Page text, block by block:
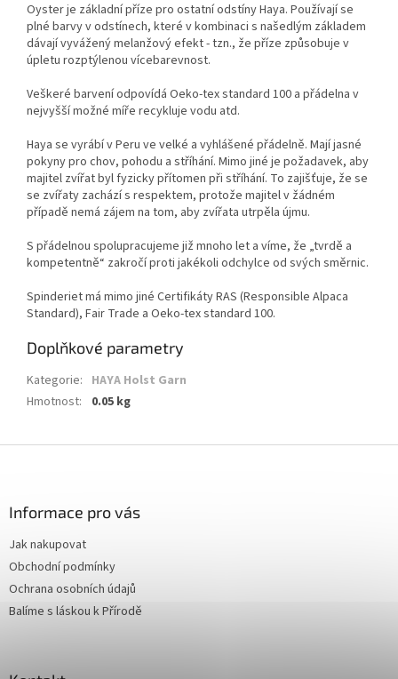
Oyster je základní příze pro ostatní odstíny Haya. Používají se
plné barvy v odstínech, které v kombinaci s našedlým základem
dávají vyvážený melanžový efekt - tzn., že příze způsobuje v
úpletu rozptýlenou vícebarevnost.
Veškeré barvení odpovídá Oeko-tex standard 100 a přádelna v
nejvyšší možné míře recykluje vodu atd.
Haya se vyrábí v Peru ve velké a vyhlášené přádelně. Mají jasné
pokyny pro chov, pohodu a stříhání. Mimo jiné je požadavek, aby
majitel zvířat byl fyzicky přítomen při stříhání. To zajišťuje, že se
se zvířaty zachází s respektem, protože majitel v žádném
případě nemá zájem na tom, aby zvířata utrpěla újmu.
S přádelnou spolupracujeme již mnoho let a víme, že „tvrdě a
kompetentně“ zakročí proti jakékoli odchylce od svých směrnic.
Spinderiet má mimo jiné Certifikáty RAS (Responsible Alpaca
Standard), Fair Trade a Oeko-tex standard 100.
Doplňkové parametry
Kategorie: HAYA Holst Garn
Hmotnost: 0.05 kg
Informace pro vás
Jak nakupovat
Obchodní podmínky
Ochrana osobních údajů
Balíme s láskou k Přírodě